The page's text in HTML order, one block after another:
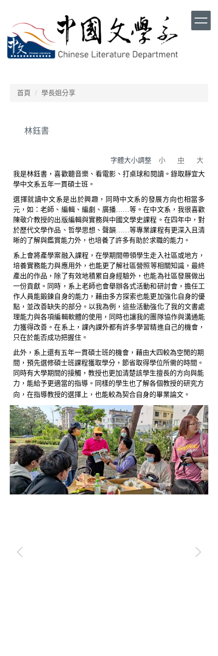
要
內
容
首頁 學長姐分享
林鈺書
字體大小調整 小 中 大
我是林鈺書 ，喜歡聽音樂、 看電影 、打桌球和閱讀。 錄取靜宜大
學中文系五年一貫碩士班 。
選擇就讀中文系是出於興趣 ， 同時中文系的發展方向也相當多
元 ，如 ：老師 、 編輯、 編劇 、 廣播……等 。在中文系，我很喜歡
陳敬介教授的出版編輯與實務與中國文學史課程。在四年中，對
於歷代文學作品、哲學思想、聲韻……等專業課程有更深入且清
晰的了解與鑑賞能力外，也培養了許多有助於求職的能力。
系上會將產學案融入課程 ， 在學期間帶領學生走入社區或地方 ，
培養實務能力與應用外， 也能更了解社區營照等相關知識，最終
產出的作品，除了有效地積累自身經驗外，也能為社區發展做出
一份貢獻。同時，系上老師也會舉辦各式活動和研討會，擔任工
作人員能鍛鍊自身的能力，藉由多方探索也能更加強化自身的優
點，並改善缺失的部分。以我為例，這些活動強化了我的文書處
理能力與各項編輯軟體的使用，同時也讓我的團隊協作與溝通能
力獲得改善。在系上，課內課外都有許多學習精進自己的機會，
只在於能否成功把握住。
此外，系上還有五年一貫碩士班的機會，藉由大四較為空閒的期
間，預先選修碩士班課程獲取學分，節省取得學位所需的時間。
同時有大學期間的接觸，教授也更加清楚該學生擅長的方向與能
力，能給予更適當的指導。同樣的學生也了解各個教授的研究方
向，在指導教授的選擇上，也能較為契合自身的畢業論文。